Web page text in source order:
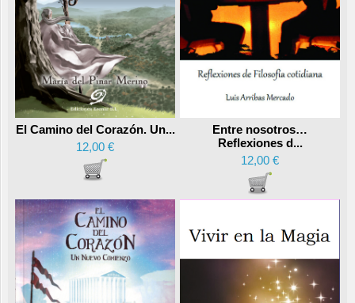
El Camino del Corazón. Un...
12,00 €
Entre nosotros…
Reflexiones d...
12,00 €